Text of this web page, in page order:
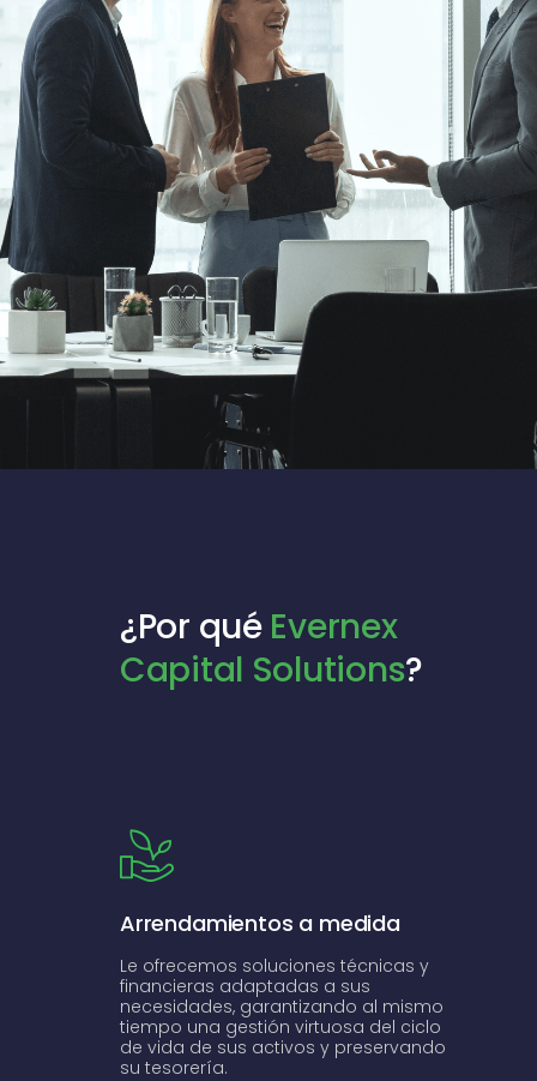
¿Por qué Evernex
Capital Solutions?
Arrendamientos a medida
Le ofrecemos soluciones técnicas y
financieras adaptadas a sus
necesidades, garantizando al mismo
tiempo una gestión virtuosa del ciclo
de vida de sus activos y preservando
su tesorería.